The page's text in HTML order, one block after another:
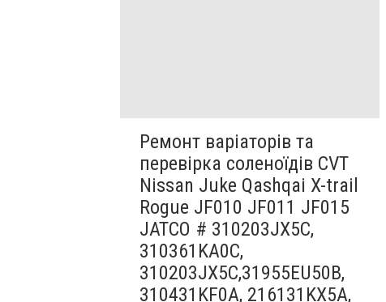
Ремонт варіаторів та
перевірка соленоїдів CVT
Nissan Juke Qashqai X-trail
Rogue JF010 JF011 JF015
JATCO # 310203JX5C,
310361KA0C,
310203JX5C,31955EU50B,
310431KF0A, 216131KX5A,